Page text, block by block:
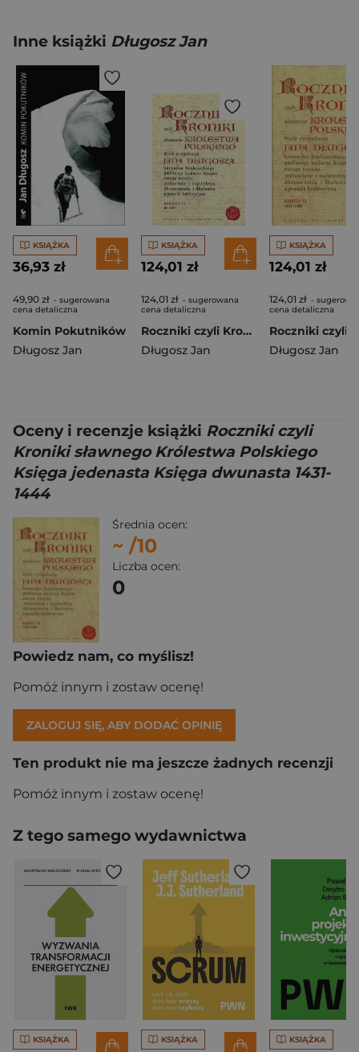
Inne książki Długosz Jan
KSIĄŻKA
36,93 zł
49,90 zł - sugerowana
cena detaliczna
Komin Pokutników
Długosz Jan
KSIĄŻKA
124,01 zł
124,01 zł - sugerowana
cena detaliczna
Roczniki czyli Kroniki sławnego Królestwa Polskiego Księga 1 i 2 do 1038
Długosz Jan
KSIĄŻKA
124,01 zł
124,01 zł -
cena detaliczna
Długosz Jan
Oceny i recenzje książki Roczniki czyli
Kroniki sławnego Królestwa Polskiego
Księga jedenasta Księga dwunasta 1431-
1444
Średnia ocen:
~ /10
Liczba ocen:
0
Powiedz nam, co myślisz!
Pomóż innym i zostaw ocenę!
ZALOGUJ SIĘ, ABY DODAĆ OPINIĘ
Ten produkt nie ma jeszcze żadnych recenzji
Pomóż innym i zostaw ocenę!
Z tego samego wydawnictwa
KSIĄŻKA KSIĄŻKA KSIĄŻKA